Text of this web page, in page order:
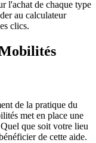
l'achat de chaque type
au calculateur
clics.
de la pratique du
met en place une
que soit votre lieu
de cette aide.